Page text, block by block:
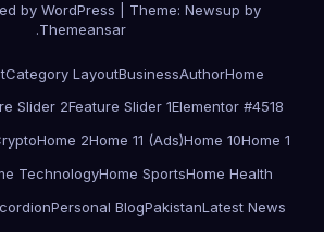
by WordPress Theme: Newsup by
Themeansar
.
Home
Author
Business
Category Layout
Elementor #4518
Feature Slider 1
Slider 2
Home 1
Home 10
Home 11 (Ads)
Home 2
Home Health
Home Sports
Technology
Latest News
Pakistan
Personal Blog